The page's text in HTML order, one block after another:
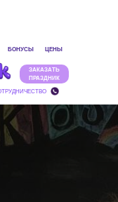
ЗАКАЗАТЬ
ПРАЗДНИК
БОНУСЫ ЦЕНЫ